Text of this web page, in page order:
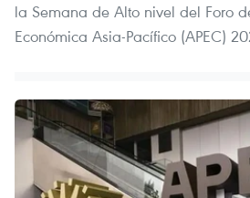
la Semana de Alto nivel del Foro
Económica Asia-Pacífico (APEC)